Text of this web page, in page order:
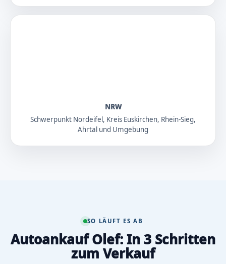
NRW
Schwerpunkt Nordeifel, Kreis Euskirchen, Rhein-Sieg,
Ahrtal und Umgebung
SO LÄUFT ES AB
Autoankauf Olef: In 3 Schritten
zum Verkauf